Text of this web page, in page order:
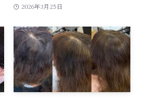
2026年3月25日